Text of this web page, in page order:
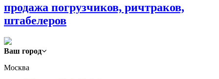
продажа погрузчиков, ричтраков,
штабелеров
Ваш город
Москва